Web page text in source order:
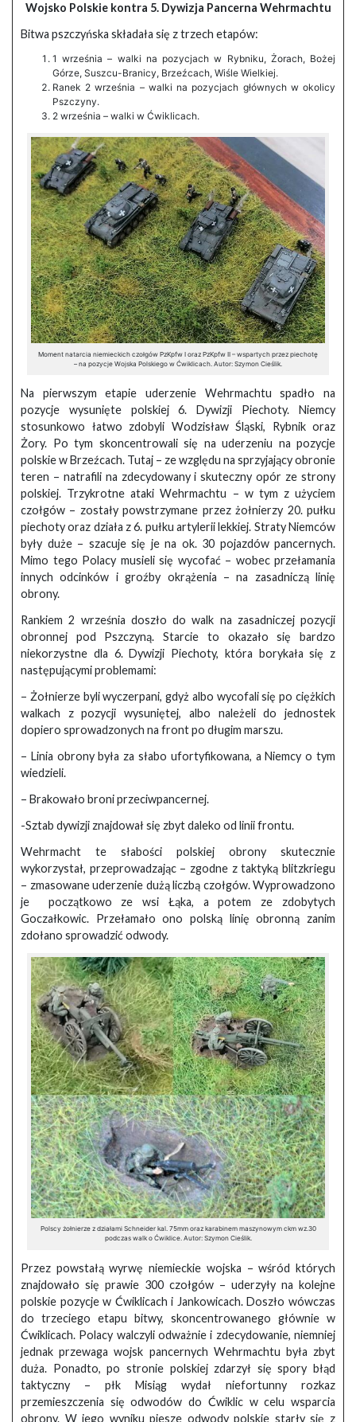
Wojsko Polskie kontra 5. Dywizja Pancerna Wehrmachtu
Bitwa pszczyńska składała się z trzech etapów:
1 września – walki na pozycjach w Rybniku, Żorach, Bożej
Górze, Suszcu-Branicy, Brzeźcach, Wiśle Wielkiej.
Ranek 2 września – walki na pozycjach głównych w okolicy
Pszczyny.
2 września – walki w Ćwiklicach.
Moment natarcia niemieckich czołgów PzKpfw I oraz PzKpfw II – wspartych przez piechotę
– na pozycje Wojska Polskiego w Ćwiklicach. Autor: Szymon Cieślik.
Na pierwszym etapie uderzenie Wehrmachtu spadło na
pozycje wysunięte polskiej 6. Dywizji Piechoty. Niemcy
stosunkowo łatwo zdobyli Wodzisław Śląski, Rybnik oraz
Żory. Po tym skoncentrowali się na uderzeniu na pozycje
polskie w Brzeźcach. Tutaj – ze względu na sprzyjający obronie
teren – natrafili na zdecydowany i skuteczny opór ze strony
polskiej. Trzykrotne ataki Wehrmachtu – w tym z użyciem
czołgów – zostały powstrzymane przez żołnierzy 20. pułku
piechoty oraz działa z 6. pułku artylerii lekkiej. Straty Niemców
były duże – szacuje się je na ok. 30 pojazdów pancernych.
Mimo tego Polacy musieli się wycofać – wobec przełamania
innych odcinków i groźby okrążenia – na zasadniczą linię
obrony.
Rankiem 2 września doszło do walk na zasadniczej pozycji
obronnej pod Pszczyną. Starcie to okazało się bardzo
niekorzystne dla 6. Dywizji Piechoty, która borykała się z
następującymi problemami:
– Żołnierze byli wyczerpani, gdyż albo wycofali się po ciężkich
walkach z pozycji wysuniętej, albo należeli do jednostek
dopiero sprowadzonych na front po długim marszu.
– Linia obrony była za słabo ufortyfikowana, a Niemcy o tym
wiedzieli.
– Brakowało broni przeciwpancernej.
-Sztab dywizji znajdował się zbyt daleko od linii frontu.
Wehrmacht te słabości polskiej obrony skutecznie
wykorzystał, przeprowadzając – zgodne z taktyką blitzkriegu
– zmasowane uderzenie dużą liczbą czołgów. Wyprowadzono
je początkowo ze wsi Łąka, a potem ze zdobytych
Goczałkowic. Przełamało ono polską linię obronną zanim
zdołano sprowadzić odwody.
Polscy żołnierze z działami Schneider kal. 75mm oraz karabinem maszynowym ckm wz.30
podczas walk o Ćwiklice. Autor: Szymon Cieślik.
Przez powstałą wyrwę niemieckie wojska – wśród których
znajdowało się prawie 300 czołgów – uderzyły na kolejne
polskie pozycje w Ćwiklicach i Jankowicach. Doszło wówczas
do trzeciego etapu bitwy, skoncentrowanego głównie w
Ćwiklicach. Polacy walczyli odważnie i zdecydowanie, niemniej
jednak przewaga wojsk pancernych Wehrmachtu była zbyt
duża. Ponadto, po stronie polskiej zdarzył się spory błąd
taktyczny – płk Misiąg wydał niefortunny rozkaz
przemieszczenia się odwodów do Ćwiklic w celu wsparcia
obrony. W jego wyniku piesze odwody polskie starły się z